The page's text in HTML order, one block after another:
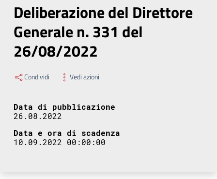
Deliberazione del Direttore
Generale n. 331 del
26/08/2022
Condividi Vedi azioni
Data di pubblicazione
26.08.2022
Data e ora di scadenza
10.09.2022 00:00:00